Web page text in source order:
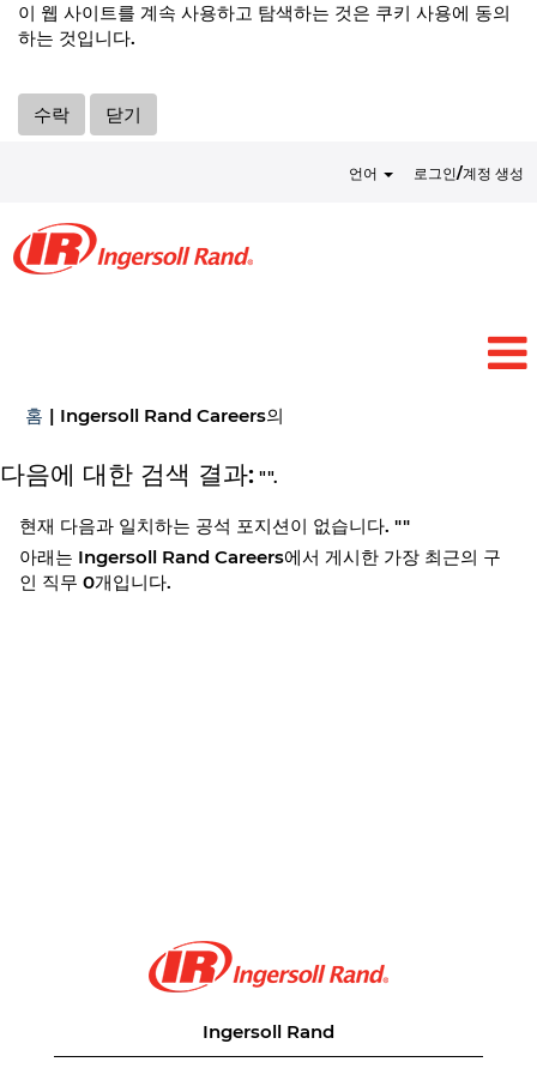
이 웹 사이트를 계속 사용하고 탐색하는 것은 쿠키 사용에 동의
하는 것입니다.
수락 닫기
언어 로그인/계정 생성
홈 | Ingersoll Rand Careers의
지)
다음에 대한 검색 결과: "".
현재 다음과 일치하는 공석 포지션이 없습니다. ""
아래는 Ingersoll Rand Careers에서 게시한 가장 최근의 구
인 직무 0개입니다.
Ingersoll Rand